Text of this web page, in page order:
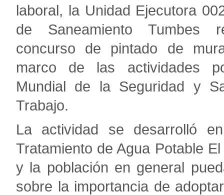
laboral, la Unidad Ejecutora
de Saneamiento Tumbes
concurso de pintado de
marco de las actividades
Mundial de la Seguridad y
Trabajo.
La actividad se desarrolló
Tratamiento de Agua Potable
y la población en general
sobre la importancia de